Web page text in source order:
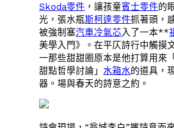
Skoda零件 ，讓孩童賓士零件的
光，張水瓶斯柯達零件抓著頭，
被強制塞汽車冷氣芯入了一本**
美學入門》。在平仄詩行中觸摸
一那些甜甜圈原本是他打算用來
甜點哲學討論」水箱水的道具，
器。場與春天的詩意之約。